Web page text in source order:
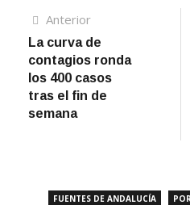
Navegación
de
entradas
AnteriorArtículo
anterior
La curva de
contagios ronda
los 400 casos
tras el fin de
semana
FUENTES DE ANDALUCÍA